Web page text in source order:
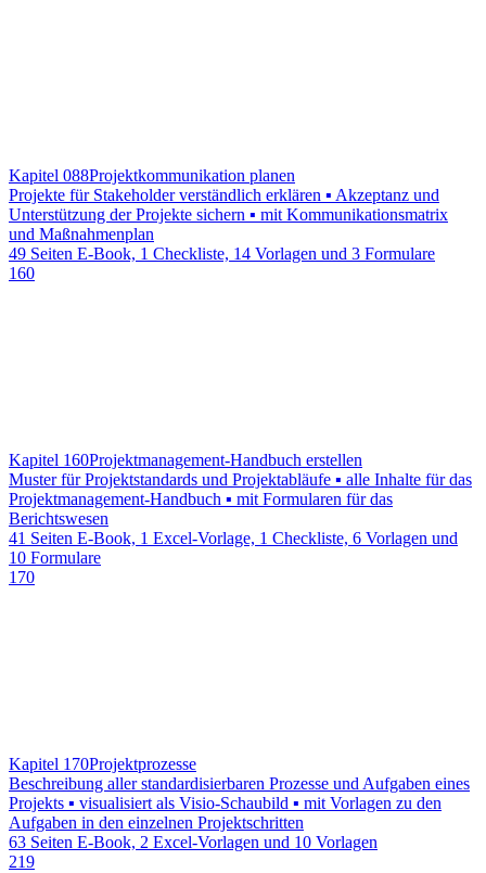
Kapitel 088Projektkommunikation planen
Projekte für Stakeholder verständlich erklären ▪ Akzeptanz und
Unterstützung der Projekte sichern ▪ mit Kommunikationsmatrix
und Maßnahmenplan
49 Seiten E-Book, 1 Checkliste, 14 Vorlagen und 3 Formulare
160
Kapitel 160Projektmanagement-Handbuch erstellen
Muster für Projektstandards und Projektabläufe ▪ alle Inhalte für das
Projektmanagement-Handbuch ▪ mit Formularen für das
Berichtswesen
41 Seiten E-Book, 1 Excel-Vorlage, 1 Checkliste, 6 Vorlagen und
10 Formulare
170
Kapitel 170Projektprozesse
Beschreibung aller standardisierbaren Prozesse und Aufgaben eines
Projekts ▪ visualisiert als Visio-Schaubild ▪ mit Vorlagen zu den
Aufgaben in den einzelnen Projektschritten
63 Seiten E-Book, 2 Excel-Vorlagen und 10 Vorlagen
219